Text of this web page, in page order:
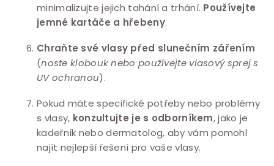
minimalizujte jejich tahání a trhání. Používejte
jemné kartáče a hřebeny.
Chraňte své vlasy před slunečním zářením
(noste klobouk nebo používejte vlasový sprej s
UV ochranou).
Pokud máte specifické potřeby nebo problémy
s vlasy, konzultujte je s odborníkem, jako je
kadeřník nebo dermatolog, aby vám pomohl
najít nejlepší řešení pro vaše vlasy.